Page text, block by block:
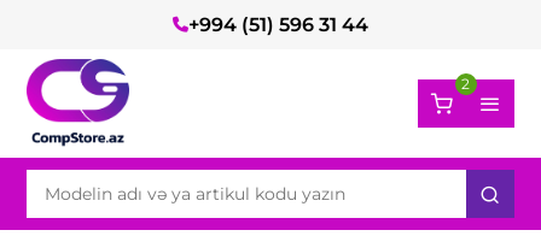
+994 (51) 596 31 44
2